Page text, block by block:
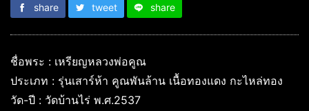
share tweet share
ชื่อพระ : เหรียญหลวงพ่อคูณ
ประเภท : รุ่นเสาร์ห้า คูณพันล้าน เนื้อทองแดง กะไหล่ทอง
วัด-ปี : วัดบ้านไร่ พ.ศ.2537